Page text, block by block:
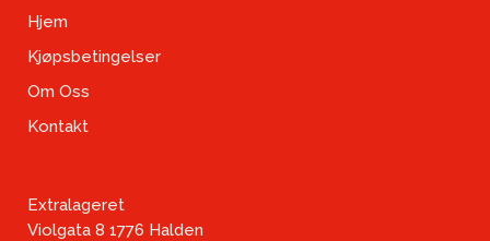
Hjem
Kjøpsbetingelser
Om Oss
Kontakt
Extralageret
Violgata 8 1776 Halden